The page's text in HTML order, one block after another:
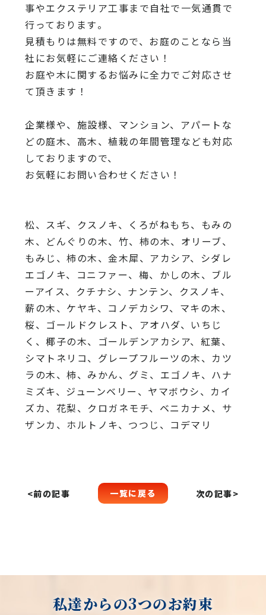
事やエクステリア工事まで自社で一気通貫で
行っております。
見積もりは無料ですので、 お庭のことなら当
社にお気軽にご連絡ください！
お庭や木に関するお悩みに全力でご対応させ
て頂きます！
企業様や、施設様、マンション、アパートな
どの庭木、高木、植栽の年間管理なども対応
しておりますので、
お気軽にお問い合わせください！
松、スギ、クスノキ、くろがねもち、もみの
木、どんぐりの木、 竹、柿の木、オリーブ、
もみじ、柿の木、金木犀、アカシア、 シダレ
エゴノキ、コニファー、梅、かしの木、ブル
ーアイス、 クチナシ、ナンテン、クスノキ、
薪の木、ケヤキ、コノデカシワ、マキの木、
桜、 ゴールドクレスト、アオハダ、いちじ
く、椰子の木、 ゴールデンアカシア、紅葉、
シマトネリコ、 グレープフルーツの木、カツ
ラの木、柿、みかん、グミ、 エゴノキ、ハナ
ミズキ、ジューンベリー、ヤマボウシ、カイ
ズカ、 花梨、クロガネモチ、ベニカナメ、サ
ザンカ、ホルトノキ、 つつじ、コデマリ
<前の記事 一覧に戻る 次の記事>
私達からの3つのお約束